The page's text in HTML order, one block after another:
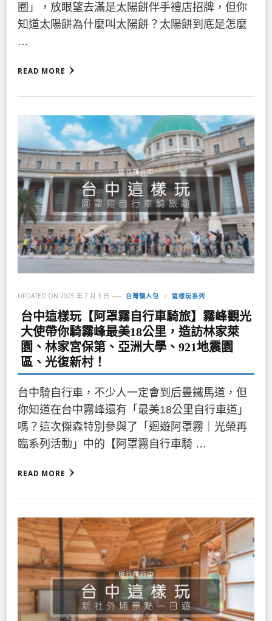
圈」，放眼望去滿是太陽餅伴手禮店招牌，但你
知道太陽餅為什麼叫太陽餅？太陽餅到底是怎麼
…
READ MORE
UPDATED ON 2025 年 7 月 3 日 台灣懶人包 這樣玩系列
台中這樣玩【阿罩霧自行車騎旅】霧峰觀光
大使帶你騎霧峰最美18公里，造訪林家萊
園、林家宮保第、亞洲大學、921地震園
區、光復新村！
台中騎自行車，不少人一定會到后豐鐵馬道，但
你知道在台中霧峰還有「最美18公里自行車道」
嗎？這次傑森特別參與了「迴遊阿罩霧｜光榮再
臨系列活動」中的【阿罩霧自行車騎 …
READ MORE